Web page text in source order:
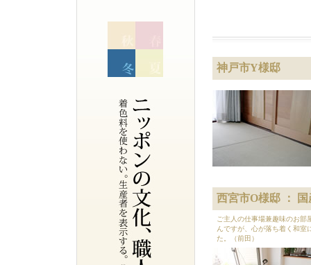
神戸市Y様邸
西宮市O様邸 ：
ご主人の仕事場兼趣味のお部
んですが、心が落ち着く和室
た。（前田）